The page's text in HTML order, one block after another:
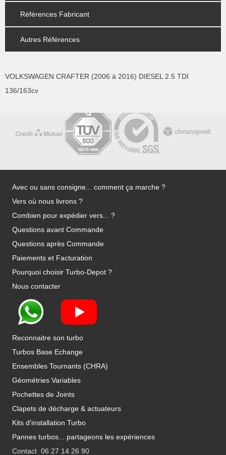
Références Fabricant
Autres Références
VOLKSWAGEN CRAFTER (2006 à 2016) DIESEL 2.5 TDI
136/163cv
Avec ou sans consigne... comment ça marche ?
Vers où nous livrons ?
Combien pour expédier vers... ?
Questions avant Commande
Questions après Commande
Paiements et Facturation
Pourquoi choisir Turbo-Depot ?
Nous contacter
Reconnaitre son turbo
Turbos Base Echange
Ensembles Tournants (CHRA)
Géométries Variables
Pochettes de Joints
Clapets de décharge & actuateurs
Kits d'installation Turbo
Pannes turbos... partageons les expériences
Contact 06 27 14 26 90